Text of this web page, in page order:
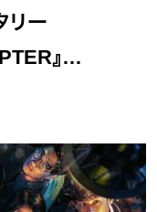
リー
』